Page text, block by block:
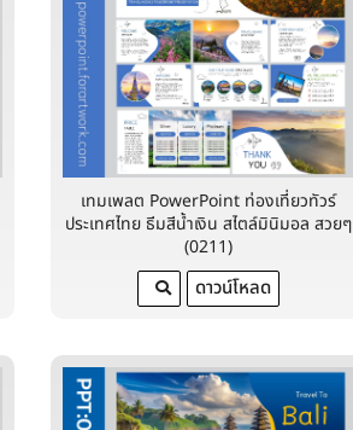
เทมเพลต PowerPoint ท่องเที่ยวทัวร์
ประเทศไทย ธีมสีน้ำเงิน สไตล์มินิมอล สวยๆ
(0211)
ดาวน์โหลด